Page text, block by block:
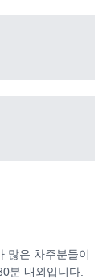
많은 차주분들이
분 내외입니다.